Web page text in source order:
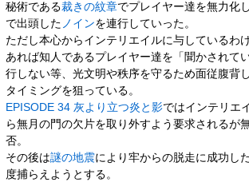
秘術である裁きの紋章でプレイヤー達を無力化
で出頭した ノインを連行していった。
ただし本心からインテリエイルに与しているわ
あれば知人であるプレイヤー達を「聞かされて
行しない等、光文明や秩序を守るため面従腹背
タイミングを狙っている。
EPISODE 34 灰より立つ炎と影ではインテリエ
ら無月の門の欠片を取り外すよう要求されるが
否。
その後は謎の地震により牢からの脱走に成功し
度捕らえようとする。